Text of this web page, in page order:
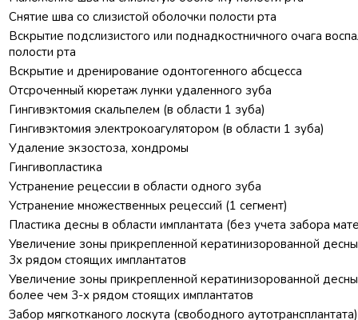
Снятие шва со слизистой оболочки полости рта
Вскрытие подслизистого или поднадкостничного очага
полости рта
Вскрытие и дренирование одонтогенного абсцесса
Отсроченный кюретаж лунки удаленного зуба
Гингивэктомия скальпелем (в области 1 зуба)
Гингивэктомия электрокоагулятором (в области 1 зуба)
Удаление экзостоза, хондромы
Гингивопластика
Устранение рецессии в области одного зуба
Устранение множественных рецессий (1 сегмент)
Пластика десны в области имплантата (без учета забора
Увеличение зоны прикрепленной кератинизорованной
3х рядом стоящих имплантатов
Увеличение зоны прикрепленной кератинизорованной
более чем 3-х рядом стоящих имплантатов
Забор мягкотканого лоскута (свободного